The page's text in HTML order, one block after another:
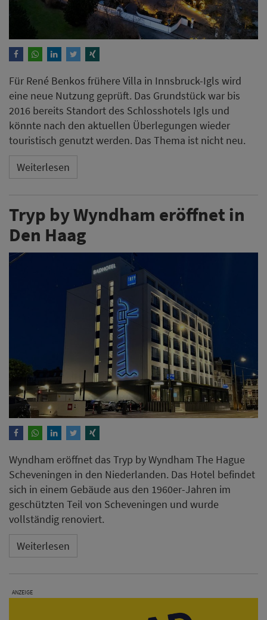
Für René Benkos frühere Villa in Innsbruck-Igls wird
eine neue Nutzung geprüft. Das Grundstück war bis
2016 bereits Standort des Schlosshotels Igls und
könnte nach den aktuellen Überlegungen wieder
touristisch genutzt werden. Das Thema ist nicht neu.
Weiterlesen
Tryp by Wyndham eröffnet in
Den Haag
Wyndham eröffnet das Tryp by Wyndham The Hague
Scheveningen in den Niederlanden. Das Hotel befindet
sich in einem Gebäude aus den 1960er-Jahren im
geschützten Teil von Scheveningen und wurde
vollständig renoviert.
Weiterlesen
ANZEIGE